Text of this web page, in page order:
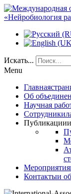
Искать...
Menu
Главная
Об
Научная
Сотрудники
Публикации
Мероприятия
Контактыи